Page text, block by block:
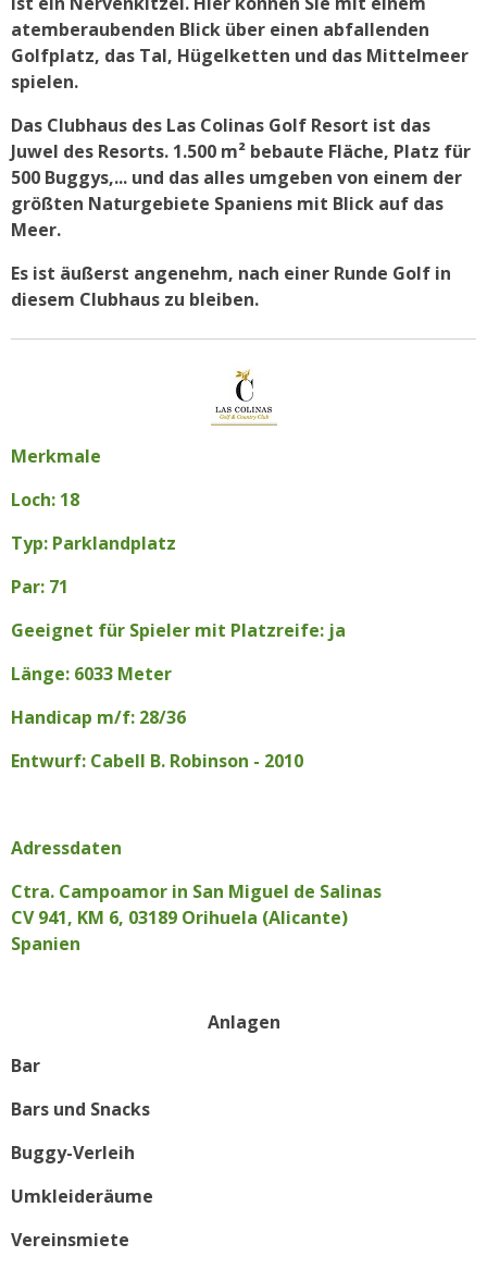
atemberaubenden Blick über einen abfallenden
Golfplatz, das Tal, Hügelketten und das Mittelmeer
spielen.
Das Clubhaus des Las Colinas Golf Resort ist das
Juwel des Resorts. 1.500 m² bebaute Fläche, Platz für
500 Buggys,... und das alles umgeben von einem der
größten Naturgebiete Spaniens mit Blick auf das
Meer.
Es ist äußerst angenehm, nach einer Runde Golf in
diesem Clubhaus zu bleiben.
Merkmale
Loch: 18
Typ: Parklandplatz
Par: 71
Geeignet für Spieler mit Platzreife: ja
Länge: 6033 Meter
Handicap m/f: 28/36
Entwurf: Cabell B. Robinson - 2010
Adressdaten
Ctra. Campoamor in San Miguel de Salinas
CV 941, KM 6, 03189 Orihuela (Alicante)
Spanien
Anlagen
Bar
Bars und Snacks
Buggy-Verleih
Umkleideräume
Vereinsmiete